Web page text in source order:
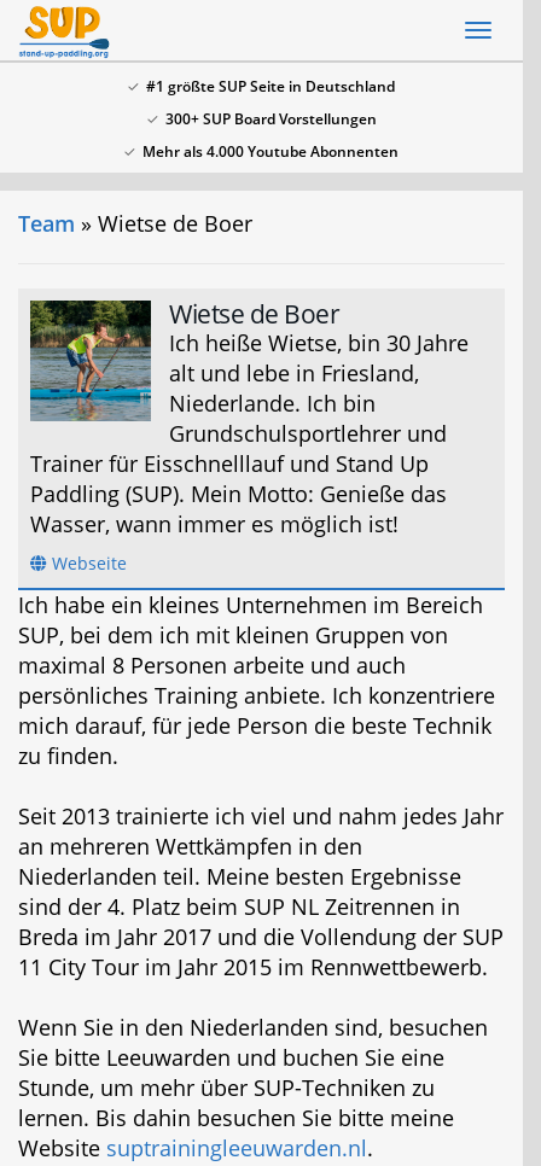
Skip
#1 größte SUP Seite in Deutschland
300+ SUP Board Vorstellungen
Mehr als 4.000 Youtube Abonnenten
Team » Wietse de Boer
Wietse de Boer
Ich heiße Wietse, bin 30 Jahre
alt und lebe in Friesland,
Niederlande. Ich bin
Grundschulsportlehrer und
Trainer für Eisschnelllauf und Stand Up
Paddling (SUP). Mein Motto: Genieße das
Wasser, wann immer es möglich ist!
Webseite
Ich habe ein kleines Unternehmen im Bereich
SUP, bei dem ich mit kleinen Gruppen von
maximal 8 Personen arbeite und auch
persönliches Training anbiete. Ich konzentriere
mich darauf, für jede Person die beste Technik
zu finden.
Seit 2013 trainierte ich viel und nahm jedes Jahr
an mehreren Wettkämpfen in den
Niederlanden teil. Meine besten Ergebnisse
sind der 4. Platz beim SUP NL Zeitrennen in
Breda im Jahr 2017 und die Vollendung der SUP
11 City Tour im Jahr 2015 im Rennwettbewerb.
Wenn Sie in den Niederlanden sind, besuchen
Sie bitte Leeuwarden und buchen Sie eine
Stunde, um mehr über SUP-Techniken zu
lernen. Bis dahin besuchen Sie bitte meine
Website suptrainingleeuwarden.nl.
SSV: Große Bluefin Sonderangebote
In unserem SUP Board Test 2024 haben wir alle
Sonderangebote hier
Jetzt Bluefin Angebote ansehen